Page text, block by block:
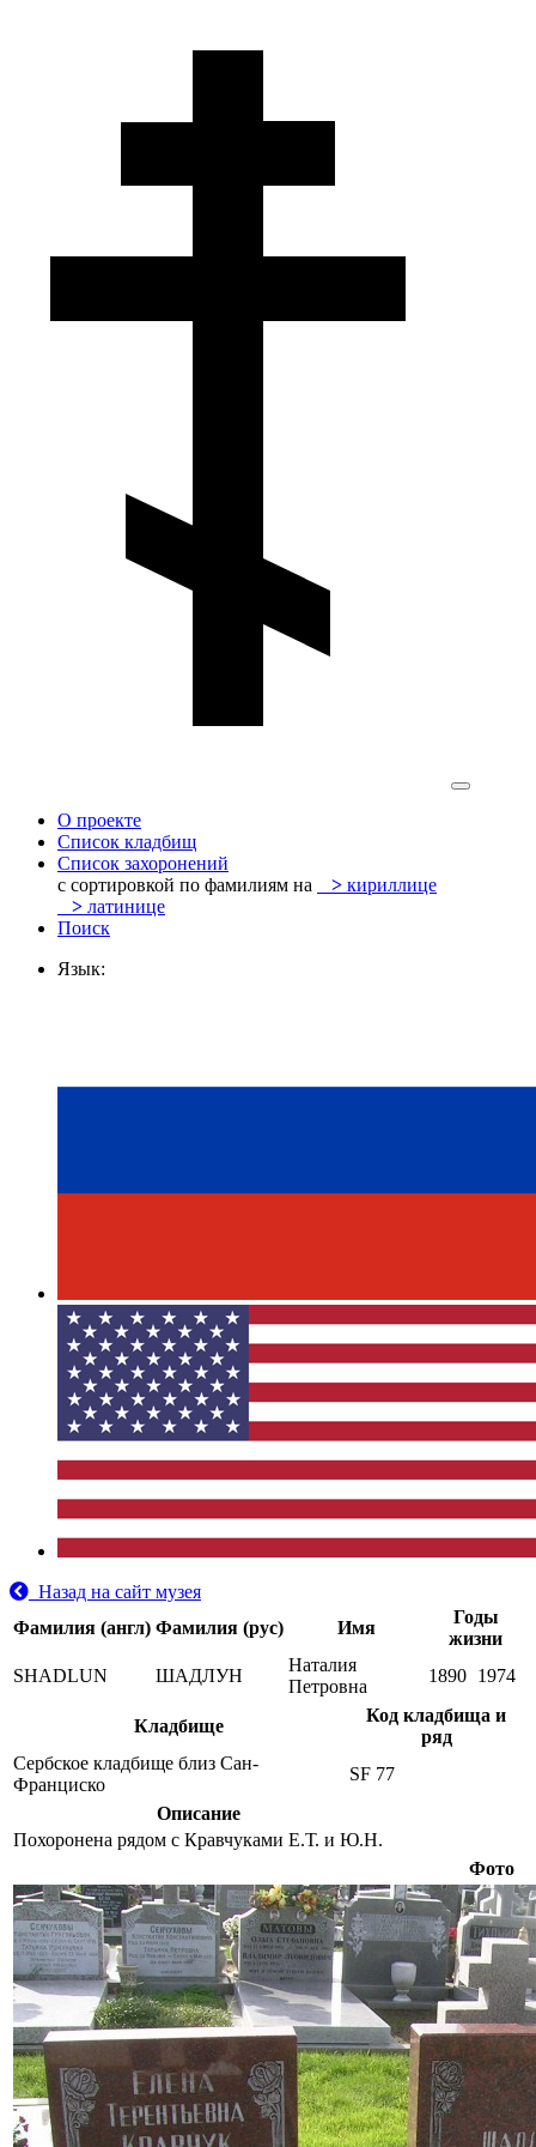
О проекте
Список кладбищ
Список захоронений
с сортировкой по фамилиям на
> кириллице
> латинице
Поиск
Язык:
Назад на сайт музея
Фамилия (англ) Фамилия (рус) Имя
Годы
жизни
SHADLUN
ШАДЛУН
Наталия
Петровна
1890 1974
Кладбище
Код кладбища и
ряд
Сербское кладбище близ Сан-
Франциско
SF 77
Описание
Похоронена рядом с Кравчуками Е.Т. и Ю.Н.
Фото